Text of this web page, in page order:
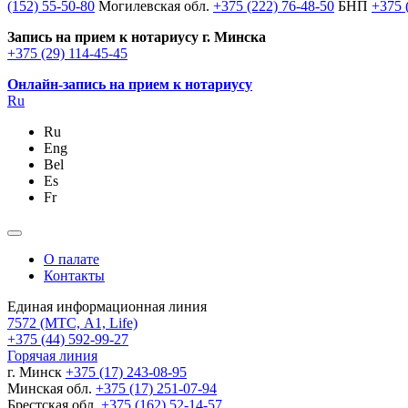
(152) 55-50-80 Могилевская обл. +375 (222) 76-48-50 БНП +375
Запись на прием к нотариусу г. Минска
+375 (29) 114-45-45
Онлайн-запись на прием к нотариусу
Ru
Ru
Eng
Bel
Es
Fr
О палате
Контакты
Единая информационная линия
7572 (МТС, A1, Life)
+375 (44) 592-99-27
Горячая линия
г. Минск +375 (17) 243-08-95
Минская обл. +375 (17) 251-07-94
Брестская обл. +375 (162) 52-14-57